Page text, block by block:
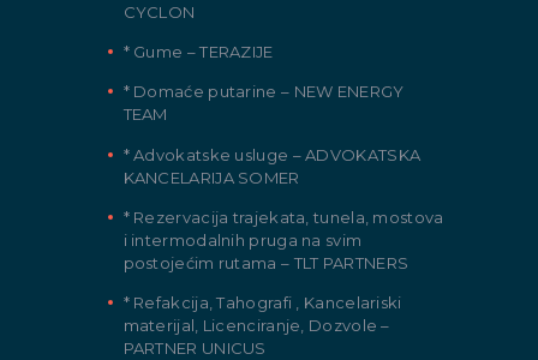
CYCLON
* Gume – TERAZIJE
* Domaće putarine – NEW ENERGY
TEAM
* Advokatske usluge – ADVOKATSKA
KANCELARIJA SOMER
* Rezervacija trajekata, tunela, mostova
i intermodalnih pruga na svim
postojećim rutama – TLT PARTNERS
* Refakcija, Tahografi , Kancelariski
materijal, Licenciranje, Dozvole –
PARTNER UNICUS